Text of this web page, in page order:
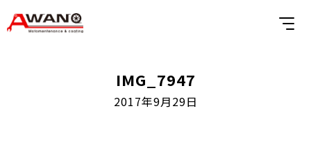
IMG_7947
2017年9月29日